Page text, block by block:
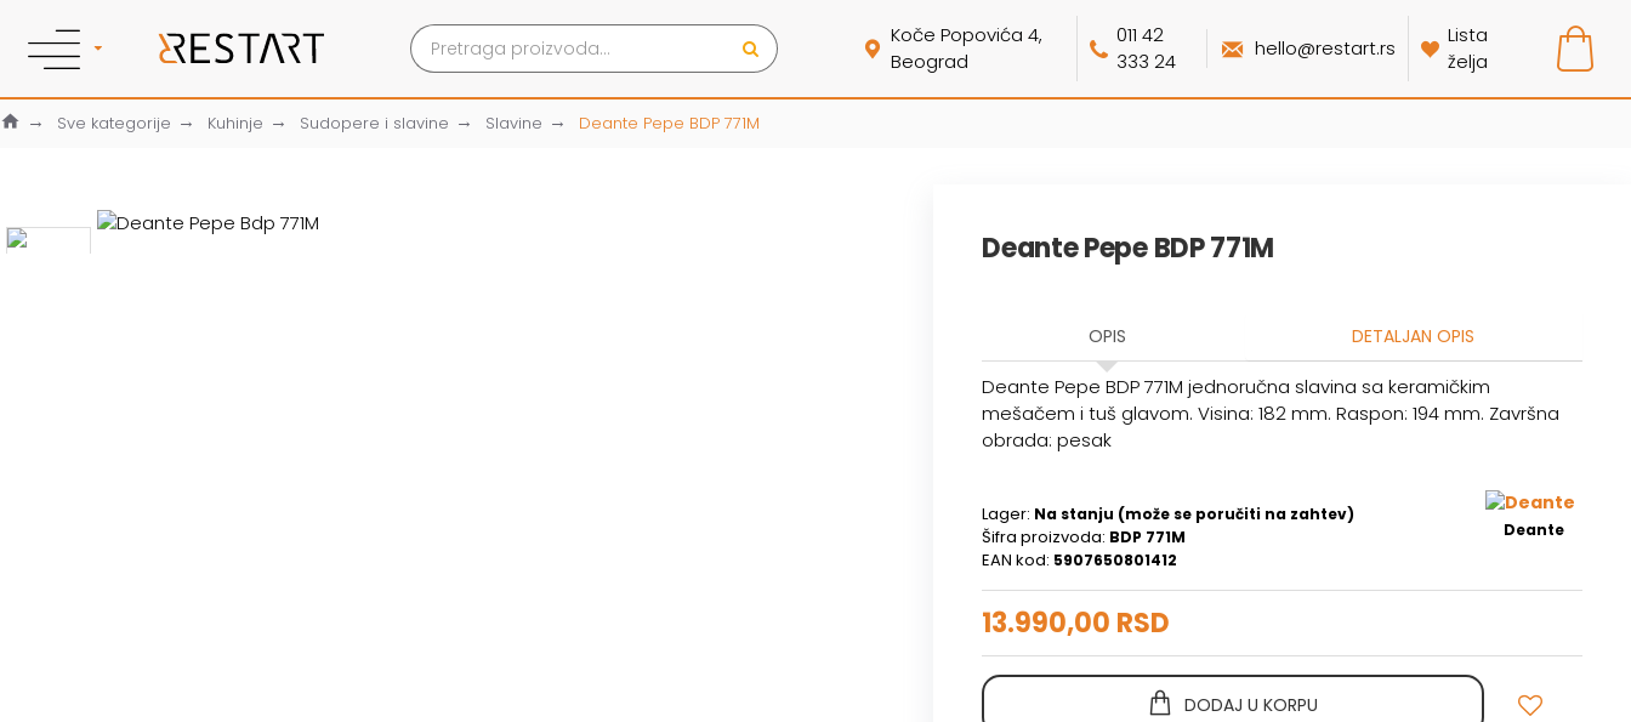
Koče Popovića 4,
Beograd
011 42
333 24
hello@restart.rs
Lista
želja
Sve kategorije Kuhinje Sudopere i slavine Slavine Deante Pepe BDP 771M
Deante Pepe BDP 771M
OPIS DETALJAN OPIS
Deante Pepe BDP 771M jednoručna slavina sa keramičkim
mešačem i tuš glavom. Visina: 182 mm. Raspon: 194 mm. Završna
obrada: pesak
Lager: Na stanju (može se poručiti na zahtev)
Šifra proizvoda: BDP 771M
EAN kod: 5907650801412
Deante
13.990,00 RSD
DODAJ U KORPU